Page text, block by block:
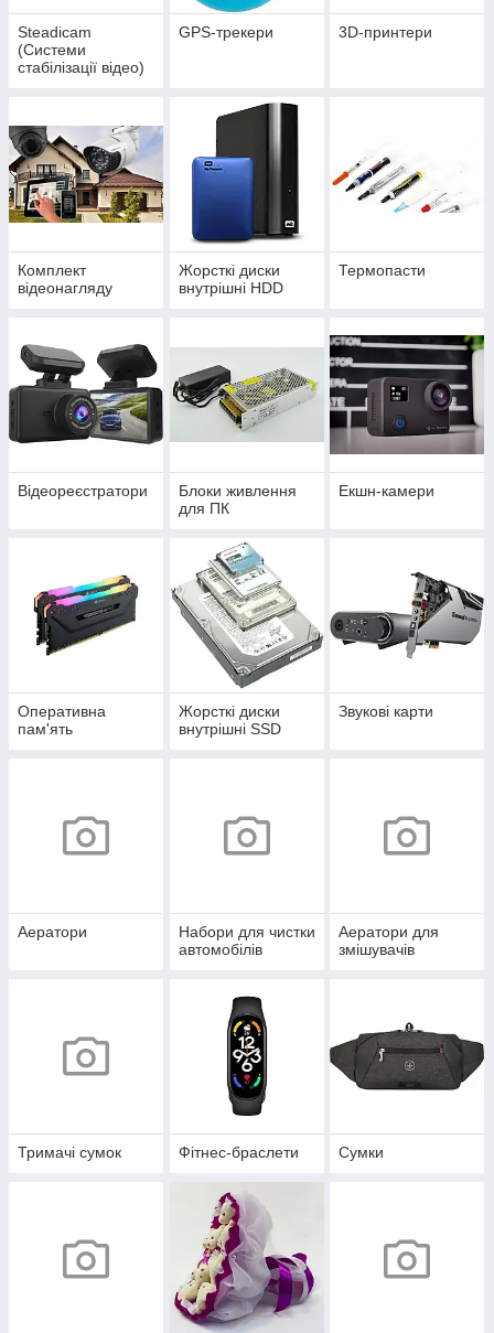
Steadicam
(Системи
стабілізації відео)
GPS-трекери 3D-принтери
Комплект
відеонагляду
Жорсткі диски
внутрішні HDD
Термопасти
Відеореєстратори
Блоки живлення
для ПК
Екшн-камери
Оперативна
пам'ять
Жорсткі диски
внутрішні SSD
Звукові карти
Аератори
Набори для чистки
автомобілів
Аератори для
змішувачів
Тримачі сумок Фітнес-браслети Сумки